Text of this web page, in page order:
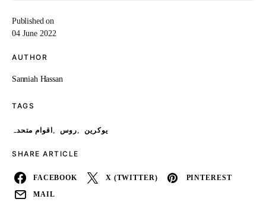
Published on
04 June 2022
AUTHOR
Sanniah Hassan
TAGS
اقوام متحدہ , روس, یوکرین
SHARE ARTICLE
FACEBOOK X (TWITTER) PINTEREST
MAIL